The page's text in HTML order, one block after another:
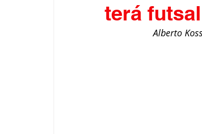
Rodovias Agronegócio
terá
Alberto